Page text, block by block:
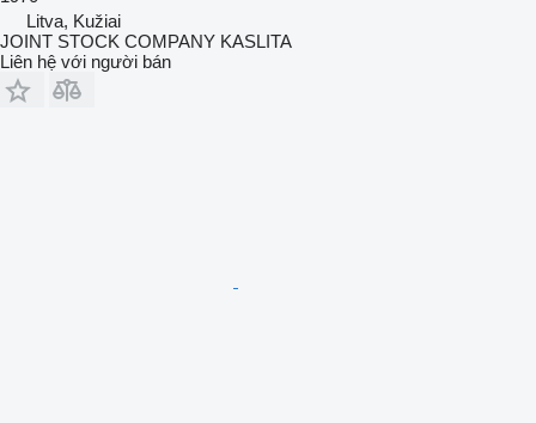
Litva, Kužiai
JOINT STOCK COMPANY KASLITA
Liên hệ với người bán